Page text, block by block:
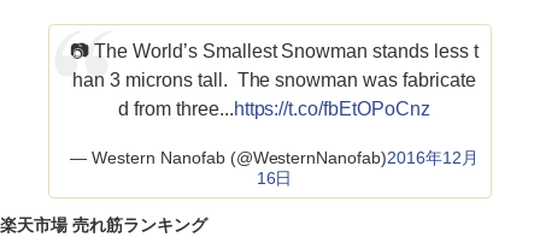
📷 The World’s Smallest Snowman stands less t
han 3 microns tall. The snowman was fabricate
d from three...https://t.co/fbEtOPoCnz
— Western Nanofab (@WesternNanofab)2016年12月
16日
楽天市場 売れ筋ランキング